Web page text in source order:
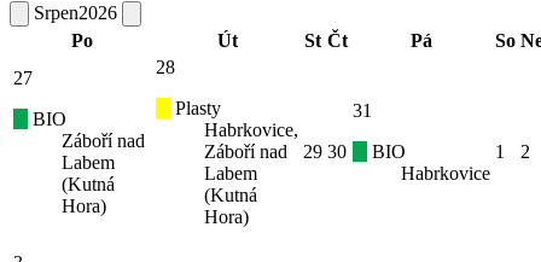
Srpen2026
Po
Út St Čt Pá So
27
BIO
Záboří nad
Labem
(Kutná
Hora)
28
Plasty
Habrkovice,
Záboří nad
Labem
(Kutná
Hora)
29 30
31
BIO
Habrkovice
1 2